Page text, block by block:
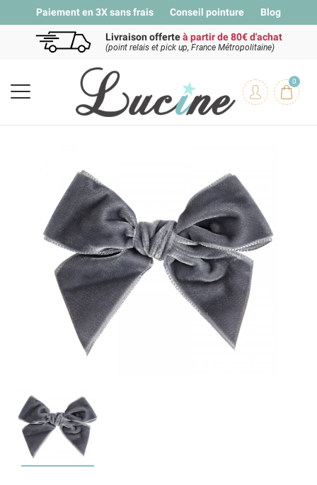
Paiement en 3X sans frais Conseil pointure Blog
Livraison offerteà partir de 80€ d'achat
(point relais et pick up, France Métropolitaine)
0